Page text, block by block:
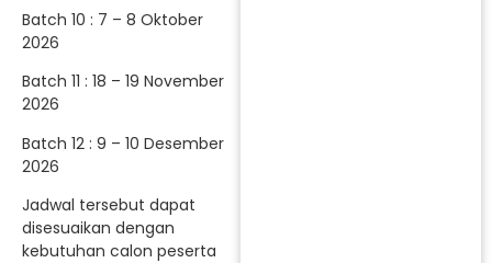
Batch 10 : 7 – 8 Oktober
2026
Batch 11 : 18 – 19 November
2026
Batch 12 : 9 – 10 Desember
2026
Jadwal tersebut dapat
disesuaikan dengan
kebutuhan calon peserta